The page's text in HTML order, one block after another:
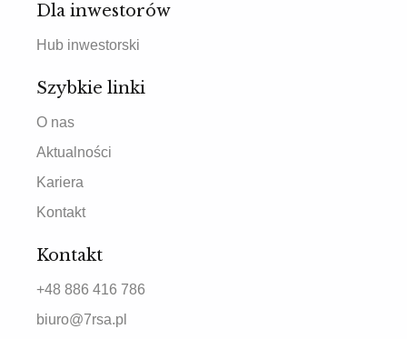
Dla inwestorów
Hub inwestorski
Szybkie linki
O nas
Aktualności
Kariera
Kontakt
Kontakt
+48 886 416 786
biuro@7rsa.pl